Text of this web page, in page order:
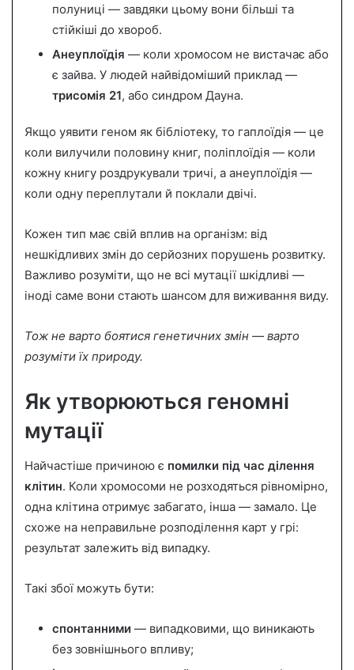
полуниці — завдяки цьому вони більші та
стійкіші до хвороб.
Анеуплоїдія — коли хромосом не вистачає або
є зайва. У людей найвідоміший приклад —
трисомія 21, або синдром Дауна.
Якщо уявити геном як бібліотеку, то гаплоїдія — це
коли вилучили половину книг, поліплоїдія — коли
кожну книгу роздрукували тричі, а анеуплоїдія —
коли одну переплутали й поклали двічі.
Кожен тип має свій вплив на організм: від
нешкідливих змін до серйозних порушень розвитку.
Важливо розуміти, що не всі мутації шкідливі —
іноді саме вони стають шансом для виживання виду.
Тож не варто боятися генетичних змін — варто
розуміти їх природу.
Як утворюються геномні
мутації
Найчастіше причиною є помилки під час ділення
клітин. Коли хромосоми не розходяться рівномірно,
одна клітина отримує забагато, інша — замало. Це
схоже на неправильне розподілення карт у грі:
результат залежить від випадку.
Такі збої можуть бути:
спонтанними — випадковими, що виникають
без зовнішнього впливу;